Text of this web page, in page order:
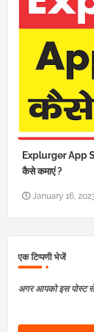
Explurger App
कैसे कमाएं ?
January 16,
एक टिप्पणी भेजें
अगर आपको इस पोस्ट